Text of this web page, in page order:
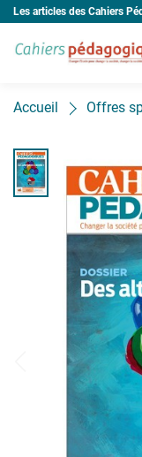
Les articles des Cahiers
Accueil Offres